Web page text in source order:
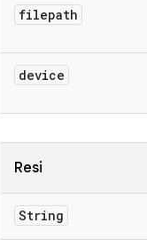
filepath
device
Resi
String